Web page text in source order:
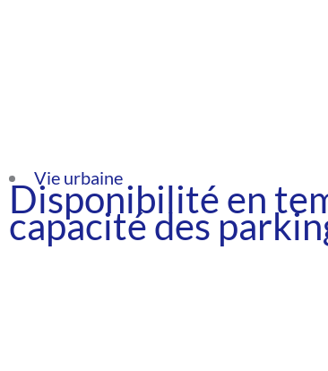
Vie urbaine
Disponibilité en
capacité des